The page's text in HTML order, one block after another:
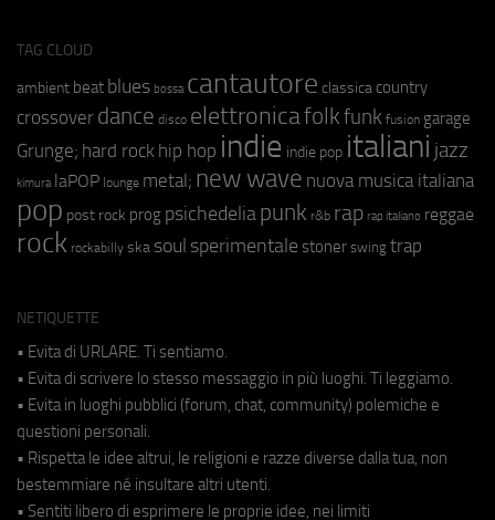
TAG CLOUD
ambient beat blues bossa cantautore classica country
crossover dance disco elettronicafolkfunk fusion garage
Grunge; hard rock hip hop indie indie pop italiani jazz
kimura laPOP lounge metal; new wave nuova musica italiana
pop post rock prog psichedeliapunk r&b rap rap italiano reggae
rock rockabilly ska soul sperimentale stoner swing trap
NETIQUETTE
• Evita di URLARE. Ti sentiamo.
• Evita di scrivere lo stesso messaggio in più luoghi. Ti leggiamo.
• Evita in luoghi pubblici (forum, chat, community) polemiche e
questioni personali.
• Rispetta le idee altrui, le religioni e razze diverse dalla tua, non
bestemmiare né insultare altri utenti.
• Sentiti libero di esprimere le proprie idee, nei limiti